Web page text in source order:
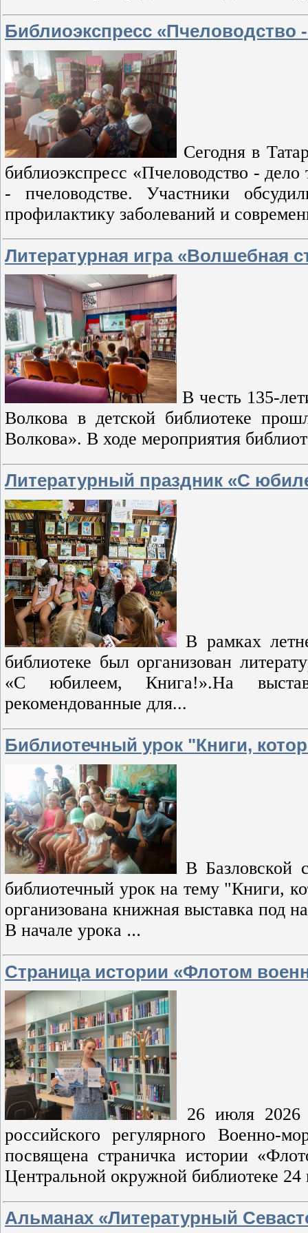
Библиоэкспресс «Пчеловодство
Сегодня в
библиоэкспресс «Пчеловодство -
- пчеловодстве. Участники
профилактику заболеваний и
Литературная игра «Волшебная
В честь 135-
Волкова в детской библиотеке
Волкова». В ходе мероприятия
Литературный праздник «С
В рамках
библиотеке был организован
«С юбилеем, Книга!».На
рекомендованные для...
Библиотечный урок "Книги,
В Базловской
библиотечный урок на тему "Книги,
организована книжная выставка под
В начале урока ...
Страница истории «Флотом
26 июля 2026
российского регулярного Военно-
посвящена страничка истории
Центральной окружной библиотеке
Альманах «Литературный